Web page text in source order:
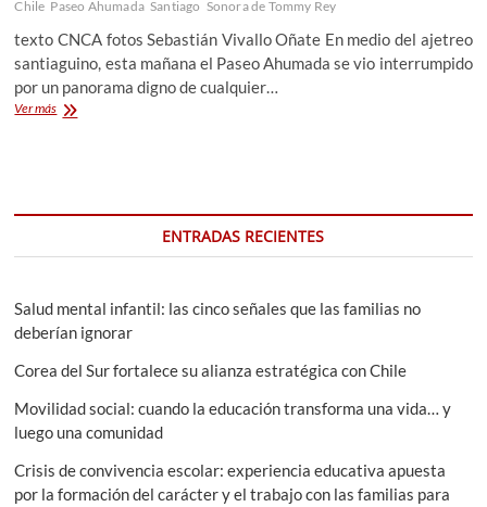
Chile Paseo Ahumada Santiago Sonora de Tommy Rey
texto CNCA fotos Sebastián Vivallo Oñate En medio del ajetreo
santiaguino, esta mañana el Paseo Ahumada se vio interrumpido
por un panorama digno de cualquier…
Ver másLos
ENTRADAS RECIENTES
Salud mental infantil: las cinco señales que las familias no
deberían ignorar
Corea del Sur fortalece su alianza estratégica con Chile
Movilidad social: cuando la educación transforma una vida… y
luego una comunidad
Crisis de convivencia escolar: experiencia educativa apuesta
por la formación del carácter y el trabajo con las familias para